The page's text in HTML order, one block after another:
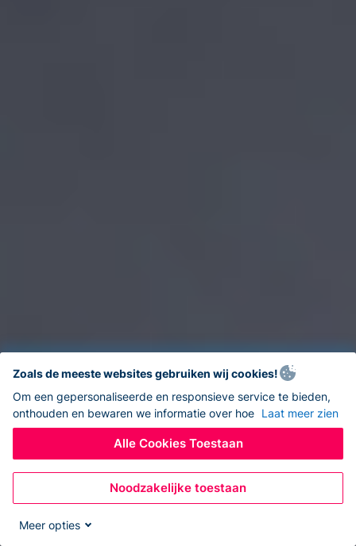
Zoals de meeste websites gebruiken wij cookies!
Om een gepersonaliseerde en responsieve service te bieden,
onthouden en bewaren we informatie over hoe Laat meer zien
Alle Cookies Toestaan
Noodzakelijke toestaan
Meer opties